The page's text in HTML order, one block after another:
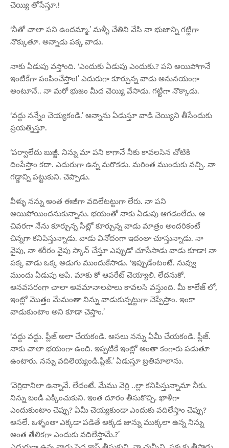
చెయ్యి తోసేస్తూ.!
‘నీతో చాలా పని ఉందమ్మా.’ మళ్ళీ చేతిని వేసి నా భుజాన్ని గట్టిగా
నొక్కుతూ. అన్నాడు పక్క వాడు.
నాకు ఏడుపు వస్తోంది. ‘ఎందుకు ఏడుపు ఎందుకు.? పని అయిపోగానే
ఇంటికేగా పంపించేస్తాం!’ ఎదురుగా కూర్చున్న వాడు అనునయంగా
అంటూనే.. నా మరో భుజం మీద చెయ్యి వేసాడు. గట్టిగా నొక్కాడు.
‘వద్దు నన్నేం చెయ్యకండి.’ అన్నాను ఏడుస్తూ వాడి చెయ్యిని తీసేందుకు
ప్రయత్నిస్తూ.
‘పర్వాలేదు బుజ్జీ. నిన్ను మా పని కాగానే నీకు కావలసిన చోటికి
దింపేస్తాం కదా. ఎదురుగా ఉన్న మరొకడు. మరింత ముందుకు వచ్చి. నా
గడ్డాన్ని పట్టుకుని. చెప్పాడు.
వీళ్ళు నన్ను అంత ఈజీగా వదిలేటట్టుగా లేరు. నా పని
అయిపోయిందనుకున్నాను. భయంతో నాకు ఏడుపు ఆగడంలేదు. ఆ
చివరగా నేను కూర్చున్న సీట్లో కూర్చున్న వాడు మాత్రం అందరికంటే
చిన్నగా కనిపిస్తున్నాడు. వాడు వినోదంగా ఇదంతా చూస్తున్నాడు. నా
వైపు, నా శరీరం వైపు స్కాన్ చేస్తూ ఎప్పుడో చూసేసాడు వాడు కూడా! నా
పక్క వాడు ఒక్క అడుగు ముందుకేసాడు. ‘ఇప్పుడేంటంటే. నువ్వు
ముందు ఏడుపు ఆపి. మాకు కో ఆపరేట్ చెయ్యాలి. లేదనుకో.
అనవసరంగా చాలా అవమానాలపాలు కావలసి వస్తుంది. మీ కాలేజ్ లో,
ఇంట్లో మొత్తం మేమంతా నిన్ను వాడుకున్నట్టుగా చెప్పేస్తాం. ఇంకా
వాడుకుంటాం అని కూడా చెప్తాం.’
‘వద్దు వద్దు. ప్లీజ్ అలా చేయకండి. అసలు నన్ను ఏమీ చేయకండి. ప్లీజ్.
నాకు చాలా భయంగా ఉంది. ఇప్పటికే ఇంట్లో అంతా కంగారు పడుతూ
ఉంటారు. నన్ను వదిలెయ్యండి.ప్లీజ్.’ ఏడుస్తూ బ్రతిమాలాను.
‘వెర్రిదానిలా ఉన్నావే. లేదంటే. మేము వెర్రి ..ల్లా కనిపిస్తున్నామా నీకు.
నిన్ను బండి ఎక్కించుకుని. ఇంత దూరం తీసుకొచ్చి. ఖాళీగా
ఎందుకుంటాం చెప్పు? ఏమీ చెయ్యకుండా ఎందుకు వదిలేస్తాం చెప్పు?
అసలే. ఒళ్ళంతా ఎక్కడా పడితే అక్కడ జున్ను ముక్కలా ఉన్న నిన్ను
అంత తేలికగా ఎందుకు వదిలేస్తామే.?’